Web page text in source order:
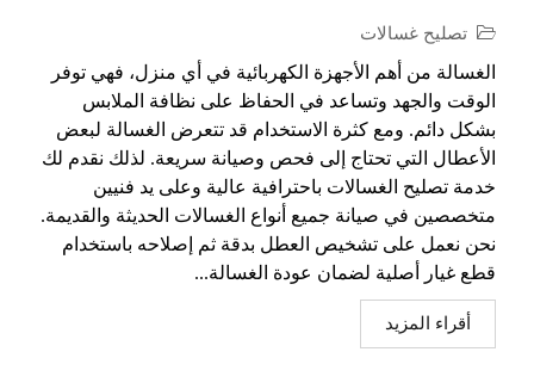
تصليح غسالات
الغسالة من أهم الأجهزة الكهربائية في أي منزل، فهي توفر
الوقت والجهد وتساعد في الحفاظ على نظافة الملابس
بشكل دائم. ومع كثرة الاستخدام قد تتعرض الغسالة لبعض
الأعطال التي تحتاج إلى فحص وصيانة سريعة. لذلك نقدم لك
خدمة تصليح الغسالات باحترافية عالية وعلى يد فنيين
متخصصين في صيانة جميع أنواع الغسالات الحديثة والقديمة.
نحن نعمل على تشخيص العطل بدقة ثم إصلاحه باستخدام
قطع غيار أصلية لضمان عودة الغسالة...
أقراء المزيد